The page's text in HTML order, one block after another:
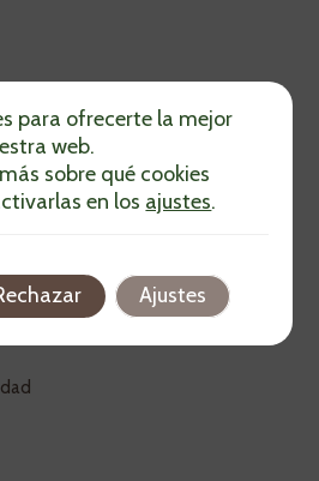
para ofrecerte la mejor
web.
sobre qué cookies
en los ajustes.
Ajustes